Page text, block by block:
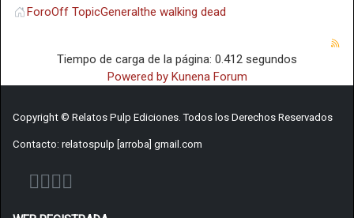
ForoOff TopicGeneralthe walking dead
Tiempo de carga de la página: 0.412 segundos
Powered by Kunena Forum
Copyright © Relatos Pulp Ediciones. Todos los Derechos Reservados
Contacto: relatospulp [arroba] gmail.com